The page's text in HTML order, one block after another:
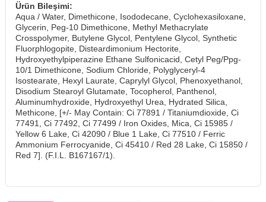
Ürün Bileşimi:
Aqua / Water, Dimethicone, Isododecane, Cyclohexasiloxane,
Glycerin, Peg-10 Dimethicone, Methyl Methacrylate
Crosspolymer, Butylene Glycol, Pentylene Glycol, Synthetic
Fluorphlogopite, Disteardimonium Hectorite,
Hydroxyethylpiperazine Ethane Sulfonicacid, Cetyl Peg/Ppg-
10/1 Dimethicone, Sodium Chloride, Polyglyceryl-4
Isostearate, Hexyl Laurate, Caprylyl Glycol, Phenoxyethanol,
Disodium Stearoyl Glutamate, Tocopherol, Panthenol,
Aluminumhydroxide, Hydroxyethyl Urea, Hydrated Silica,
Methicone, [+/- May Contain: Ci 77891 / Titaniumdioxide, Ci
77491, Ci 77492, Ci 77499 / Iron Oxides, Mica, Ci 15985 /
Yellow 6 Lake, Ci 42090 / Blue 1 Lake, Ci 77510 / Ferric
Ammonium Ferrocyanide, Ci 45410 / Red 28 Lake, Ci 15850 /
Red 7]. (F.I.L. B167167/1).